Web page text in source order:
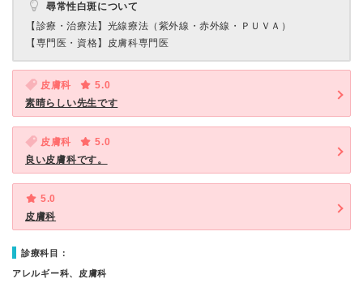
尋常性白斑について
【診療・治療法】 光線療法（紫外線・赤外線・ＰＵＶＡ）
【専門医・資格】 皮膚科専門医
皮膚科
5.0
素晴らしい先生です
皮膚科
5.0
良い皮膚科です。
5.0
皮膚科
診療科目：
アレルギー科、皮膚科